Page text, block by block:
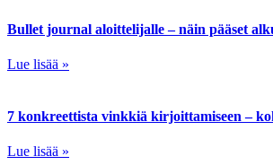
Bullet journal aloittelijalle – näin pääset
Lue lisää »
7 konkreettista vinkkiä kirjoittamiseen –
Lue lisää »